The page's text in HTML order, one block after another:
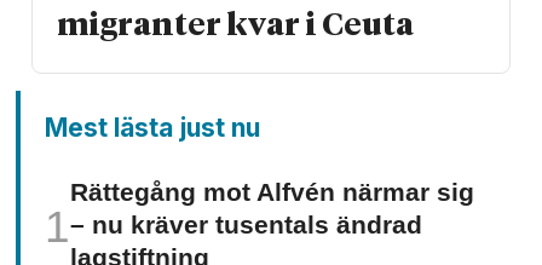
migranter kvar i Ceuta
Mest lästa just nu
Rättegång mot Alfvén närmar sig
– nu kräver tusentals ändrad
lagstiftning